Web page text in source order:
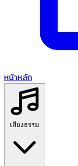
หน้าหลัก
เสียงธรรม